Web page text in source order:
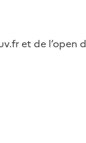
et de